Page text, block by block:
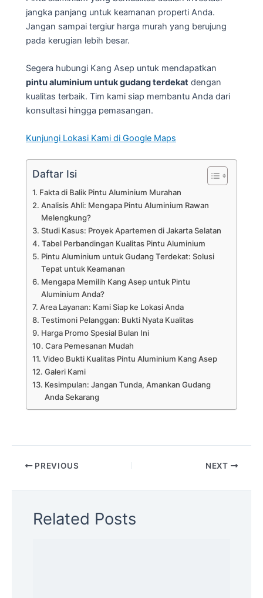
jangka panjang untuk keamanan properti Anda.
Jangan sampai tergiur harga murah yang berujung
pada kerugian lebih besar.
Segera hubungi Kang Asep untuk mendapatkan
pintu aluminium untuk gudang terdekat dengan
kualitas terbaik. Tim kami siap membantu Anda dari
konsultasi hingga pemasangan.
Kunjungi Lokasi Kami di Google Maps
Daftar Isi
Fakta di Balik Pintu Aluminium Murahan
Analisis Ahli: Mengapa Pintu Aluminium Rawan
Melengkung?
Studi Kasus: Proyek Apartemen di Jakarta Selatan
Tabel Perbandingan Kualitas Pintu Aluminium
Pintu Aluminium untuk Gudang Terdekat: Solusi
Tepat untuk Keamanan
Mengapa Memilih Kang Asep untuk Pintu
Aluminium Anda?
Area Layanan: Kami Siap ke Lokasi Anda
Testimoni Pelanggan: Bukti Nyata Kualitas
Harga Promo Spesial Bulan Ini
Cara Pemesanan Mudah
Video Bukti Kualitas Pintu Aluminium Kang Asep
Galeri Kami
Kesimpulan: Jangan Tunda, Amankan Gudang
Anda Sekarang
PREVIOUS NEXT
Related Posts